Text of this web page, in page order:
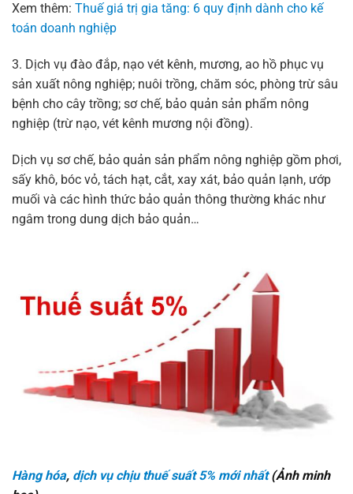
Xem thêm: Thuế giá trị gia tăng: 6 quy định dành cho kế
toán doanh nghiệp
3. Dịch vụ đào đắp, nạo vét kênh, mương, ao hồ phục vụ
sản xuất nông nghiệp; nuôi trồng, chăm sóc, phòng trừ sâu
bệnh cho cây trồng; sơ chế, bảo quản sản phẩm nông
nghiệp (trừ nạo, vét kênh mương nội đồng).
Dịch vụ sơ chế, bảo quản sản phẩm nông nghiệp gồm phơi,
sấy khô, bóc vỏ, tách hạt, cắt, xay xát, bảo quản lạnh, ướp
muối và các hình thức bảo quản thông thường khác như
ngâm trong dung dịch bảo quản…
Hàng hóa, dịch vụ chịu thuế suất 5% mới nhất(Ảnh minh